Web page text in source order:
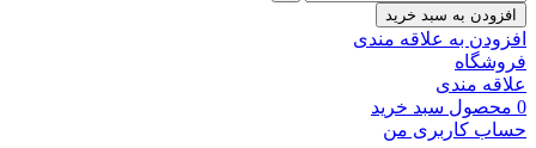
افزودن به سبد خرید
افزودن به علاقه مندی
فروشگاه
علاقه مندی
0 محصول سبد خرید
حساب کاربری من